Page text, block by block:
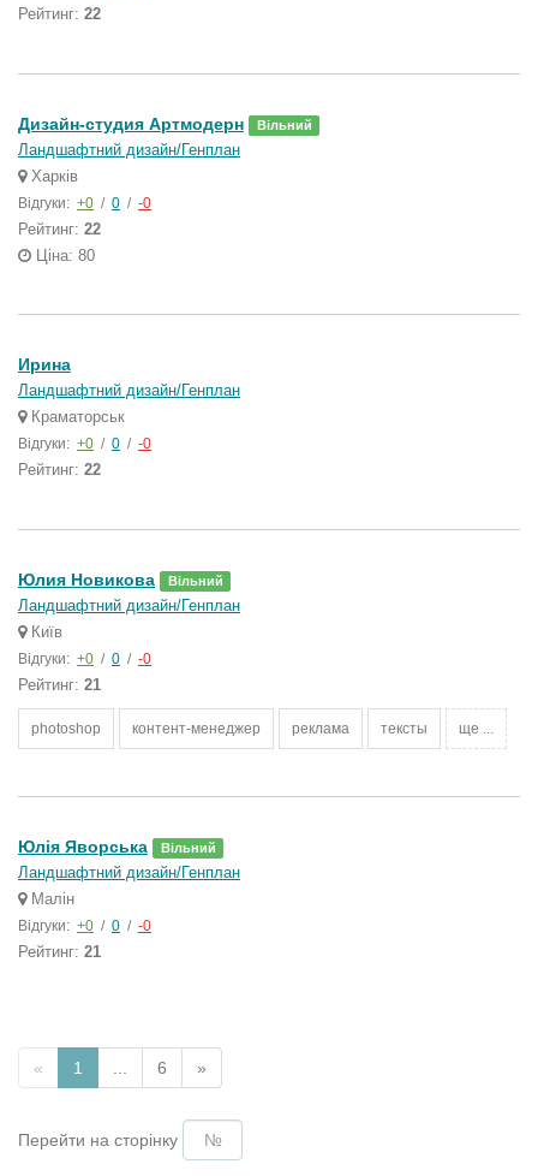
Рейтинг: 22
Дизайн-студия Артмодерн Вільний
Ландшафтний дизайн/Генплан
Харків
Відгуки: +0 / 0 / -0
Рейтинг: 22
Ціна: 80
Ирина
Ландшафтний дизайн/Генплан
Краматорськ
Відгуки: +0 / 0 / -0
Рейтинг: 22
Юлия Новикова Вільний
Ландшафтний дизайн/Генплан
Київ
Відгуки: +0 / 0 / -0
Рейтинг: 21
photoshop контент-менеджер реклама тексты ще ...
Юлія Яворська Вільний
Ландшафтний дизайн/Генплан
Малін
Відгуки: +0 / 0 / -0
Рейтинг: 21
« 1 6 »
Перейти на сторінку